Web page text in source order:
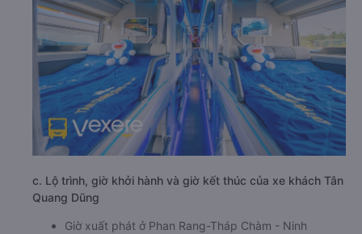
c. Lộ trình, giờ khởi hành và giờ kết thúc của xe khách Tân
Quang Dũng
Giờ xuất phát ở Phan Rang-Tháp Chàm - Ninh